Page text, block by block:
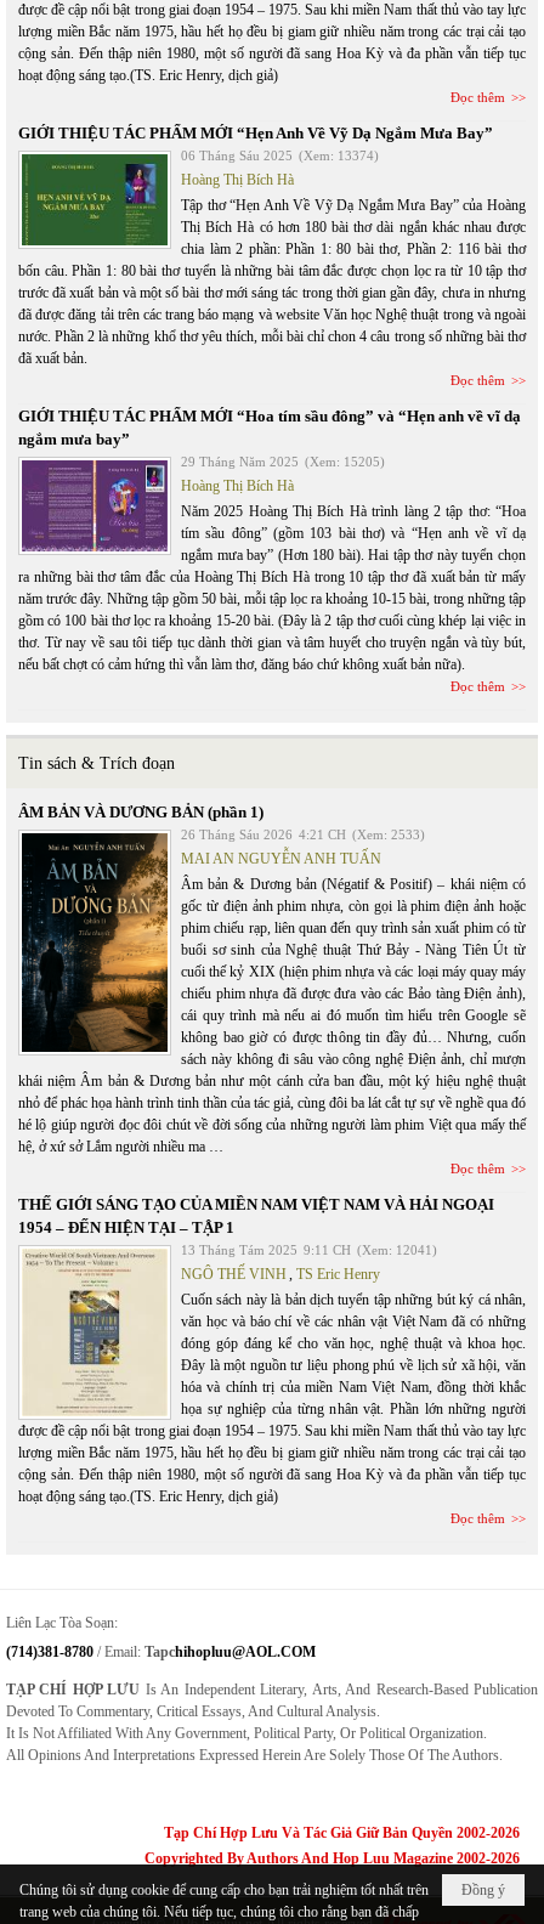
được đề cập nổi bật trong giai đoạn 1954 – 1975. Sau khi miền Nam thất thủ vào tay lực
lượng miền Bắc năm 1975, hầu hết họ đều bị giam giữ nhiều năm trong các trại cải tạo
cộng sản. Đến thập niên 1980, một số người đã sang Hoa Kỳ và đa phần vẫn tiếp tục
hoạt động sáng tạo.(TS. Eric Henry, dịch giả)
Đọc thêm
GIỚI THIỆU TÁC PHẨM MỚI “Hẹn Anh Về Vỹ Dạ Ngắm Mưa Bay”
06 Tháng Sáu 2025 (Xem: 13374)
Hoàng Thị Bích Hà
Tập thơ “Hẹn Anh Về Vỹ Dạ Ngắm Mưa Bay” của Hoàng
Thị Bích Hà có hơn 180 bài thơ dài ngắn khác nhau được
chia làm 2 phần: Phần 1: 80 bài thơ, Phần 2: 116 bài thơ
bốn câu. Phần 1: 80 bài thơ tuyển là những bài tâm đắc được chọn lọc ra từ 10 tập thơ
trước đã xuất bản và một số bài thơ mới sáng tác trong thời gian gần đây, chưa in nhưng
đã được đăng tải trên các trang báo mạng và website Văn học Nghệ thuật trong và ngoài
nước. Phần 2 là những khổ thơ yêu thích, mỗi bài chỉ chon 4 câu trong số những bài thơ
đã xuất bản.
Đọc thêm
GIỚI THIỆU TÁC PHẨM MỚI “Hoa tím sầu đông” và “Hẹn anh về vĩ dạ
ngắm mưa bay”
29 Tháng Năm 2025 (Xem: 15205)
Hoàng Thị Bích Hà
Năm 2025 Hoàng Thị Bích Hà trình làng 2 tập thơ: “Hoa
tím sầu đông” (gồm 103 bài thơ) và “Hẹn anh về vĩ dạ
ngắm mưa bay” (Hơn 180 bài). Hai tập thơ này tuyển chọn
ra những bài thơ tâm đắc của Hoàng Thị Bích Hà trong 10 tập thơ đã xuất bản từ mấy
năm trước đây. Những tập gồm 50 bài, mỗi tập lọc ra khoảng 10-15 bài, trong những tập
gồm có 100 bài thơ lọc ra khoảng 15-20 bài. (Đây là 2 tập thơ cuối cùng khép lại việc in
thơ. Từ nay về sau tôi tiếp tục dành thời gian và tâm huyết cho truyện ngắn và tùy bút,
nếu bất chợt có cảm hứng thì vẫn làm thơ, đăng báo chứ không xuất bản nữa).
Đọc thêm
Tin sách & Trích đoạn
ÂM BẢN VÀ DƯƠNG BẢN (phần 1)
26 Tháng Sáu 2026 4:21 CH (Xem: 2533)
MAI AN NGUYỄN ANH TUẤN
Âm bản & Dương bản (Négatif & Positif) – khái niệm có
gốc từ điện ảnh phim nhựa, còn gọi là phim điện ảnh hoặc
phim chiếu rạp, liên quan đến quy trình sản xuất phim có từ
buổi sơ sinh của Nghệ thuật Thứ Bảy - Nàng Tiên Út từ
cuối thế kỷ XIX (hiện phim nhựa và các loại máy quay máy
chiếu phim nhựa đã được đưa vào các Bảo tàng Điện ảnh),
cái quy trình mà nếu ai đó muốn tìm hiểu trên Google sẽ
không bao giờ có được thông tin đầy đủ… Nhưng, cuốn
sách này không đi sâu vào công nghệ Điện ảnh, chỉ mượn
khái niệm Âm bản & Dương bản như một cánh cửa ban đầu, một ký hiệu nghệ thuật
nhỏ để phác họa hành trình tinh thần của tác giả, cùng đôi ba lát cắt tự sự về nghề qua đó
hé lộ giúp người đọc đôi chút về đời sống của những người làm phim Việt qua mấy thế
hệ, ở xứ sở Lắm người nhiều ma …
Đọc thêm
THẾ GIỚI SÁNG TẠO CỦA MIỀN NAM VIỆT NAM VÀ HẢI NGOẠI
1954 – ĐẾN HIỆN TẠI – TẬP 1
13 Tháng Tám 2025 9:11 CH (Xem: 12041)
NGÔ THẾ VINH, TS Eric Henry
Cuốn sách này là bản dịch tuyển tập những bút ký cá nhân,
văn học và báo chí về các nhân vật Việt Nam đã có những
đóng góp đáng kể cho văn học, nghệ thuật và khoa học.
Đây là một nguồn tư liệu phong phú về lịch sử xã hội, văn
hóa và chính trị của miền Nam Việt Nam, đồng thời khắc
họa sự nghiệp của từng nhân vật. Phần lớn những người
được đề cập nổi bật trong giai đoạn 1954 – 1975. Sau khi miền Nam thất thủ vào tay lực
lượng miền Bắc năm 1975, hầu hết họ đều bị giam giữ nhiều năm trong các trại cải tạo
cộng sản. Đến thập niên 1980, một số người đã sang Hoa Kỳ và đa phần vẫn tiếp tục
hoạt động sáng tạo.(TS. Eric Henry, dịch giả)
Đọc thêm
Liên Lạc Tòa Soạn:
(714)381-8780 / Email: TapcHihopluu@AOL.COM
TẠP CHÍ HỢP LƯU Is An Independent Literary, Arts, And Research-Based Publication
Devoted To Commentary, Critical Essays, And Cultural Analysis.
It Is Not Affiliated With Any Government, Political Party, Or Political Organization.
All Opinions And Interpretations Expressed Herein Are Solely Those Of The Authors.
Tạp Chí Hợp Lưu Và Tác Giả Giữ Bản Quyền 2002-2026
Copyrighted By Authors And Hop Luu Magazine 2002-2026
Đồng ý
Chúng tôi sử dụng cookie để cung cấp cho bạn trải nghiệm tốt nhất trên
trang web của chúng tôi. Nếu tiếp tục, chúng tôi cho rằng bạn đã chấp